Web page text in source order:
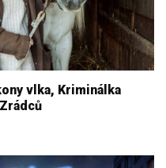
vlka, Kriminálka